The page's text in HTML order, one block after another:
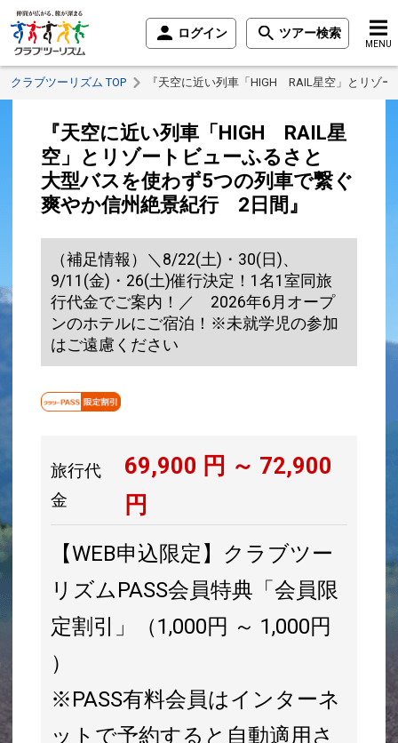
ログイン ツアー検索
MENU
クラブツーリズム TOP 『天空に近い列車「HIGH RAIL星空」とリゾ
『天空に近い列車「HIGH RAIL星
空」とリゾートビューふるさと
大型バスを使わず5つの列車で繋ぐ
爽やか信州絶景紀行 2日間』
（補足情報）＼8/22(土)・30(日)、
9/11(金)・26(土)催行決定！1名1室同旅
行代金でご案内！／ 2026年6月オープ
ンのホテルにご宿泊！※未就学児の参加
はご遠慮ください
旅行代
金
69,900 円 ～ 72,900
円
【WEB申込限定】クラブツー
リズムPASS会員特典「会員限
定割引」（1,000円 ～ 1,000円
）
※PASS有料会員はインターネ
ットで予約すると自動適用さ